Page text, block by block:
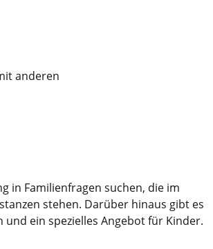
anderen
in Familienfragen suchen, die im
stehen. Darüber hinaus gibt es
ein spezielles Angebot für Kinder.